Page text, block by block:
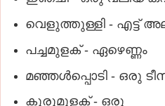
വെളുത്തുള്ളി - എട്ട്‌
പച്ചമുളക്‌ - ഏഴെണ്ണം
മഞ്ഞള്‍പ്പൊടി - ഒരു
കുരുമുളക്‌ - ഒരു